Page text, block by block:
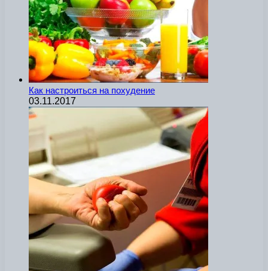
Как настроиться на похудение
03.11.2017